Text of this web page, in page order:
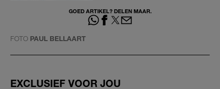
GOED ARTIKEL? DELEN MAAR.
FOTO PAUL BELLAART
EXCLUSIEF VOOR JOU